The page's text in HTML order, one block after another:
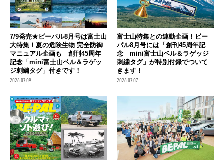
7/9発売★ビーパル8月号は富士山
大特集！夏の危険生物 完全防御
マニュアル企画も 創刊45周年
記念「mini富士山ベル＆ラゲッ
ジ刺繍タグ」付きです！
2026.07.09
富士山特集との連動企画！ビー
パル8月号には「創刊45周年記
念 mini富士山ベル＆ラゲッジ
刺繍タグ」が特別付録でついて
きます！
2026.07.07